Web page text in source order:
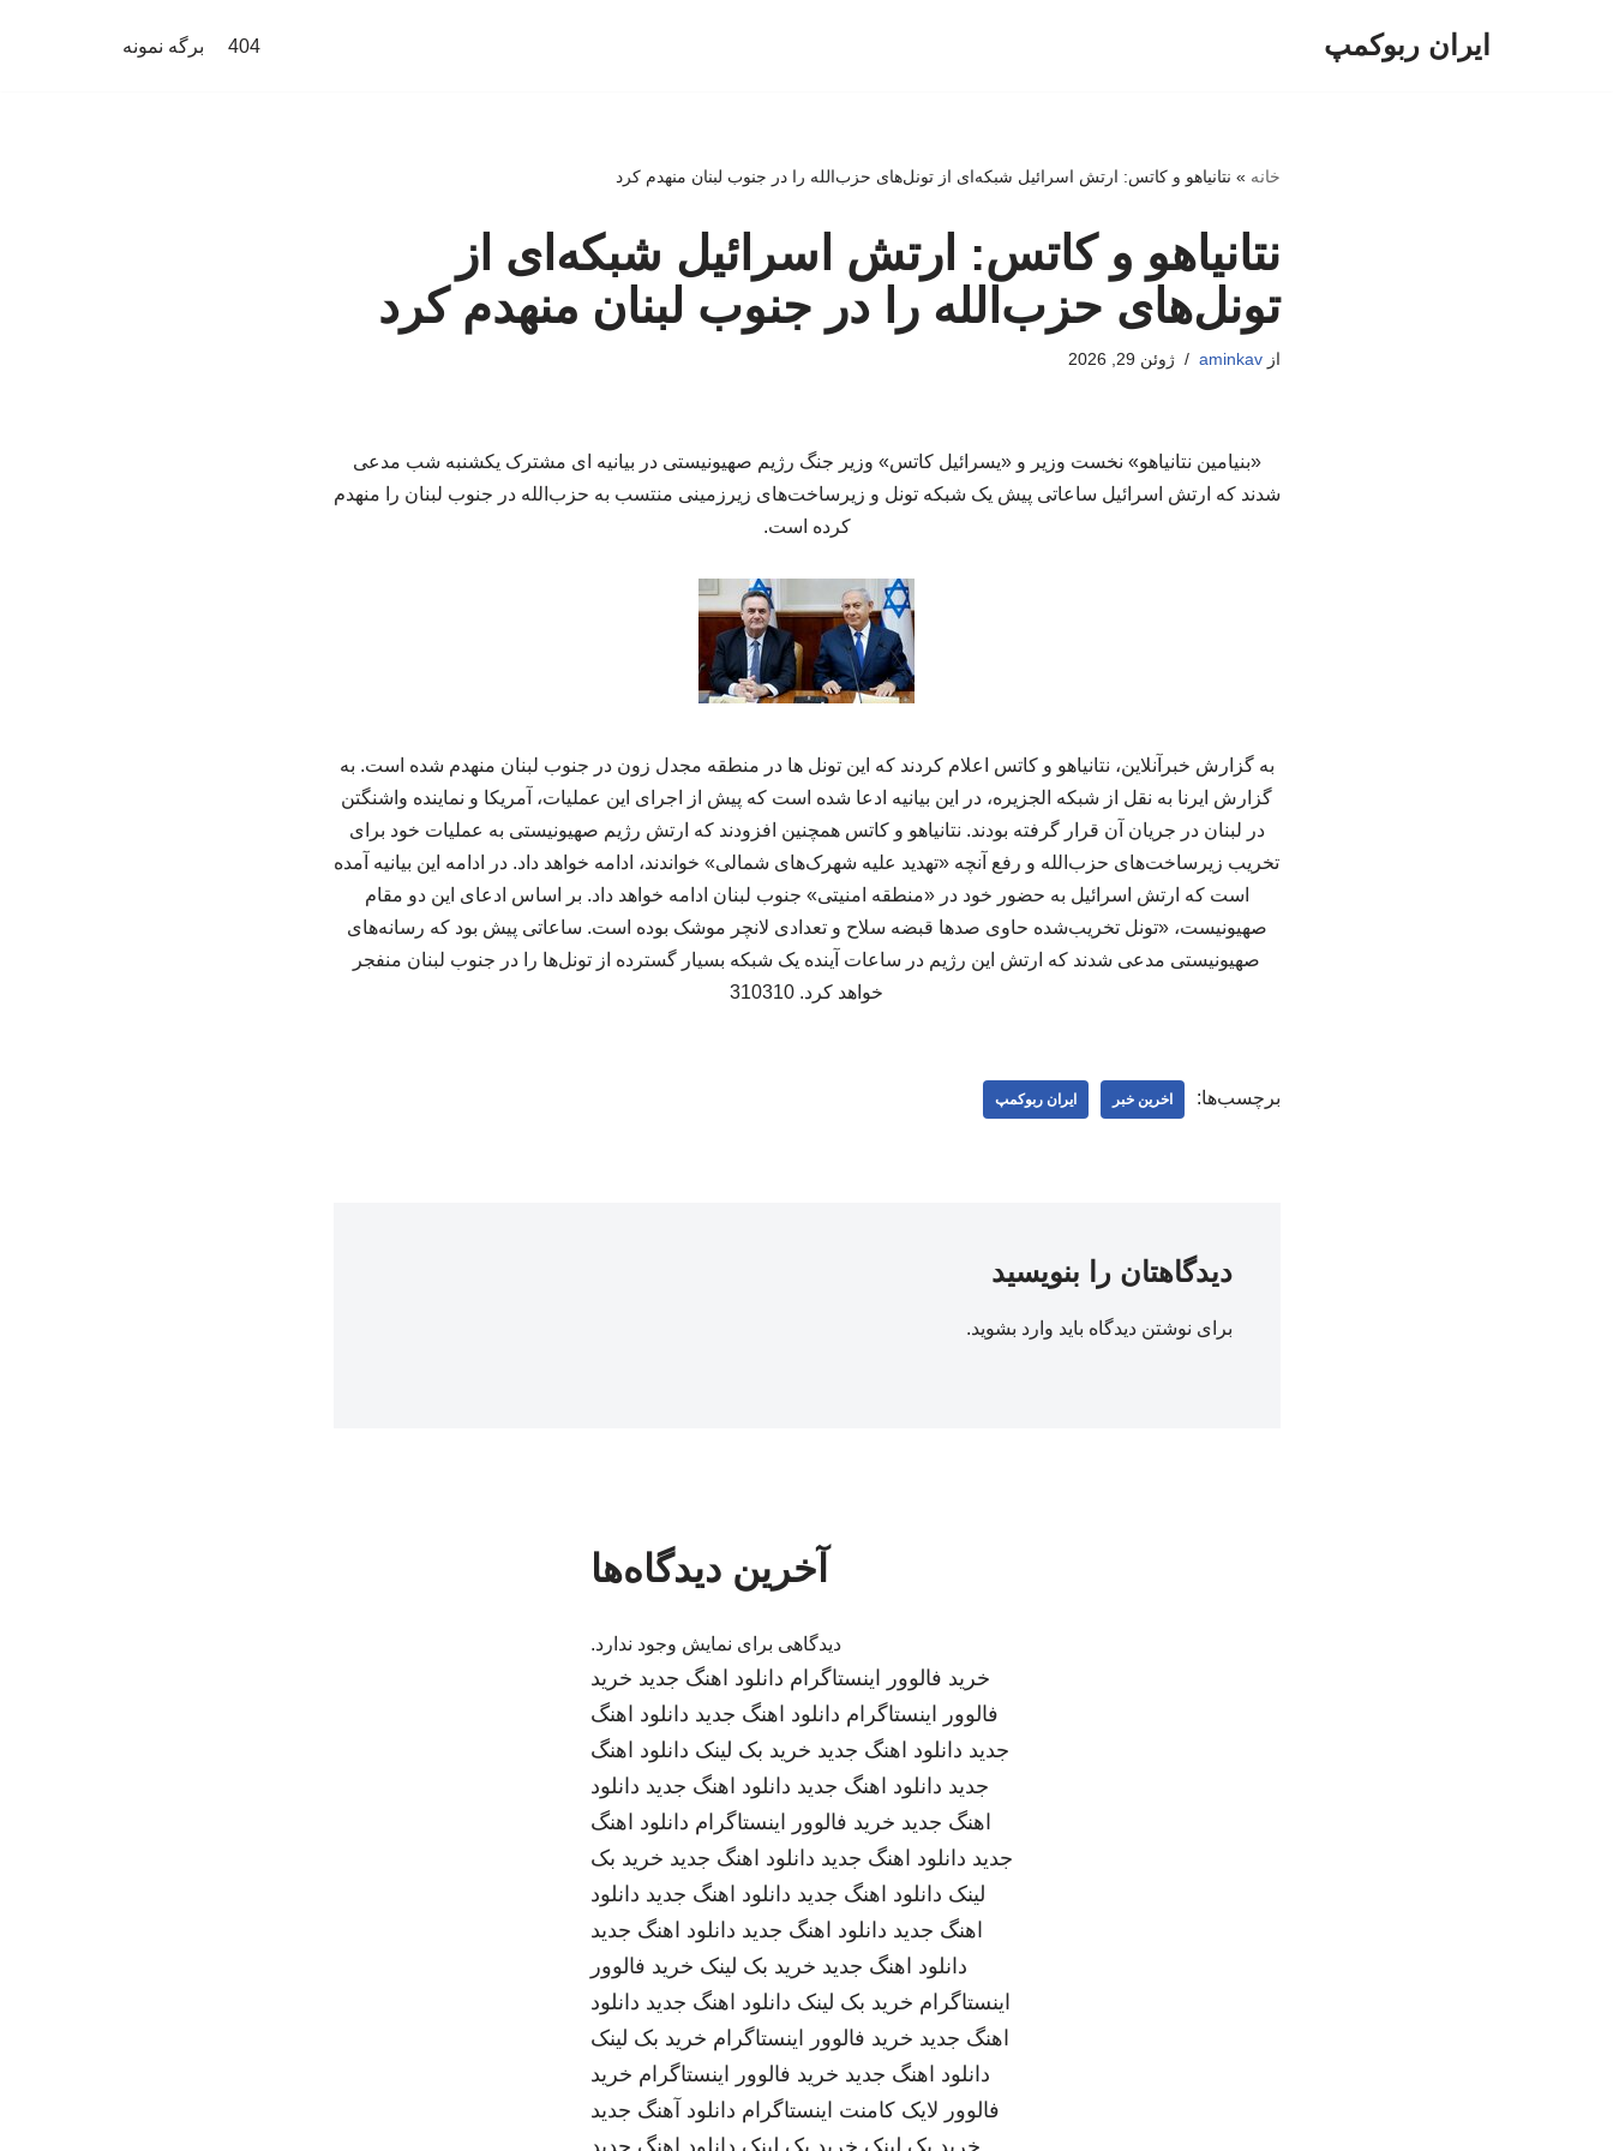
ایران ربوکمپ 404 برگه نمونه
خانه » نتانیاهو و کاتس: ارتش اسرائیل شبکه‌ای از تونل‌های حزب‌الله را در جنوب لبنان منهدم کرد
نتانیاهو و کاتس: ارتش اسرائیل شبکه‌ای از
تونل‌های حزب‌الله را در جنوب لبنان منهدم کرد
ازaminkav ژوئن 29, 2026
«بنیامین نتانیاهو» نخست وزیر و «یسرائیل کاتس» وزیر جنگ رژیم صهیونیستی در بیانیه ای مشترک یکشنبه شب مدعی
شدند که ارتش اسرائیل ساعاتی پیش یک شبکه تونل و زیرساخت‌های زیرزمینی منتسب به حزب‌الله در جنوب لبنان را منهدم
کرده است.
به گزارش خبرآنلاین، نتانیاهو و کاتس اعلام کردند که این تونل ها در منطقه مجدل زون در جنوب لبنان منهدم شده است. به
گزارش ایرنا به نقل از شبکه الجزیره، در این بیانیه ادعا شده است که پیش از اجرای این عملیات، آمریکا و نماینده واشنگتن
در لبنان در جریان آن قرار گرفته بودند. نتانیاهو و کاتس همچنین افزودند که ارتش رژیم صهیونیستی به عملیات خود برای
تخریب زیرساخت‌های حزب‌الله و رفع آنچه «تهدید علیه شهرک‌های شمالی» خواندند، ادامه خواهد داد. در ادامه این بیانیه آمده
است که ارتش اسرائیل به حضور خود در «منطقه امنیتی» جنوب لبنان ادامه خواهد داد. بر اساس ادعای این دو مقام
صهیونیست، «تونل تخریب‌شده حاوی صدها قبضه سلاح و تعدادی لانچر موشک بوده است. ساعاتی پیش بود که رسانه‌های
صهیونیستی مدعی شدند که ارتش این رژیم در ساعات آینده یک شبکه بسیار گسترده از تونل‌ها را در جنوب لبنان منفجر
خواهد کرد. 310310
برچسب‌ها: اخرین خبر ایران ربوکمپ
دیدگاهتان را بنویسید
برای نوشتن دیدگاه باید وارد بشوید.
آخرین دیدگاه‌ها
دیدگاهی برای نمایش وجود ندارد.
خرید فالوور اینستاگرام دانلود اهنگ جدید خرید
فالوور اینستاگرام دانلود اهنگ جدید دانلود اهنگ
جدید دانلود اهنگ جدید خرید بک لینک دانلود اهنگ
جدید دانلود اهنگ جدید دانلود اهنگ جدید دانلود
اهنگ جدید خرید فالوور اینستاگرام دانلود اهنگ
جدید دانلود اهنگ جدید دانلود اهنگ جدید خرید بک
لینک دانلود اهنگ جدید دانلود اهنگ جدید دانلود
اهنگ جدید دانلود اهنگ جدید دانلود اهنگ جدید
دانلود اهنگ جدید خرید بک لینک خرید فالوور
اینستاگرام خرید بک لینک دانلود اهنگ جدید دانلود
اهنگ جدید خرید فالوور اینستاگرام خرید بک لینک
دانلود اهنگ جدید خرید فالوور اینستاگرام خرید
فالوور لایک کامنت اینستاگرام دانلود آهنگ جدید
خرید بک لینک خرید بک لینک دانلود اهنگ جدید